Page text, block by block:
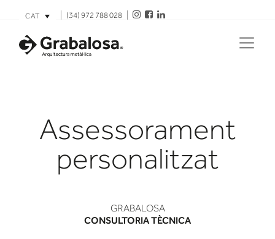
CAT (34) 972 788 028
Assessorament
personalitzat
GRABALOSA
CONSULTORIA TÈCNICA